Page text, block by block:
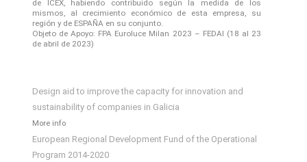
de ICEX, habiendo contribuido según la medida de los
mismos, al crecimiento económico de esta empresa, su
región y de ESPAÑA en su conjunto.
Objeto de Apoyo: FPA Euroluce Milan 2023 – FEDAI (18 al 23
de abril de 2023)
Design aid to improve the capacity for innovation and
sustainability of companies in Galicia
More info
European Regional Development Fund of the Operational
Program 2014-2020